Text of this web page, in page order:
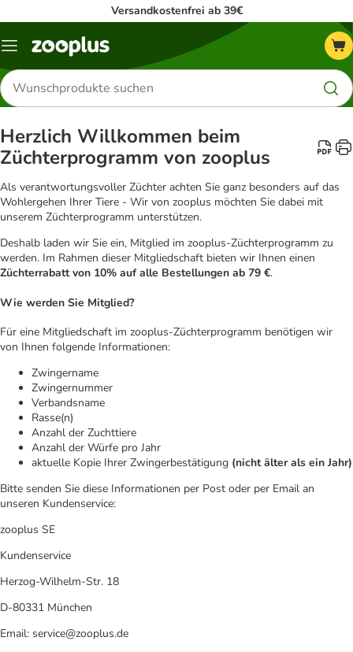
Versandkostenfrei ab 39€
Menü
Produkte
suchen
Herzlich Willkommen beim
Züchterprogramm von zooplus
Als verantwortungsvoller Züchter achten Sie ganz besonders auf das
Wohlergehen Ihrer Tiere - Wir von zooplus möchten Sie dabei mit
unserem Züchterprogramm unterstützen.
Deshalb laden wir Sie ein, Mitglied im zooplus-Züchterprogramm zu
werden. Im Rahmen dieser Mitgliedschaft bieten wir Ihnen einen
Züchterrabatt von 10% auf alle Bestellungen ab 79 €.
Wie werden Sie Mitglied?
Für eine Mitgliedschaft im zooplus-Züchterprogramm benötigen wir
von Ihnen folgende Informationen:
Zwingername
Zwingernummer
Verbandsname
Rasse(n)
Anzahl der Zuchttiere
Anzahl der Würfe pro Jahr
aktuelle Kopie Ihrer Zwingerbestätigung (nicht älter als ein Jahr)
Bitte senden Sie diese Informationen per Post oder per Email an
unseren Kundenservice:
zooplus SE
Kundenservice
Herzog-Wilhelm-Str. 18
D-80331 München
Email: service@zooplus.de